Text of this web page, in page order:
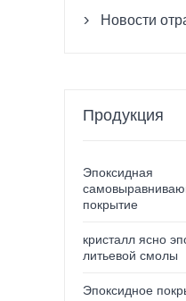
 Новости
Продукция
Эпоксидная
покрытие
кристалл ясно
литьевой смолы
Эпоксидное